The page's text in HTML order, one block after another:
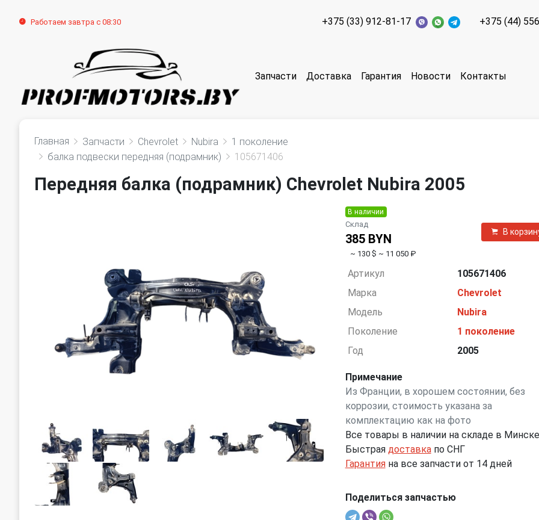
Работаем завтра с 08:30 +375 (33) 912-81-17 +375 (44)
Запчасти Доставка Гарантия Новости Контакты
Главная Запчасти Chevrolet Nubira
1 поколение
балка подвески передняя (подрамник)
105671406
Передняя балка (подрамник) Chevrolet Nubira 2005
В наличии
Склад
385 BYN
~ 130 $ ~ 11 050 ₽
В
Артикул
105671406
Марка
Chevrolet
Модель
Nubira
Поколение
1 поколение
Год
2005
Примечание
Из Франции, в хорошем состоянии, без
коррозии, стоимость указана за
комплектацию как на фото
Все товары в наличии на складе в Минске
Быстрая доставкапо СНГ
Гарантияна все запчасти от 14 дней
Поделиться запчастью